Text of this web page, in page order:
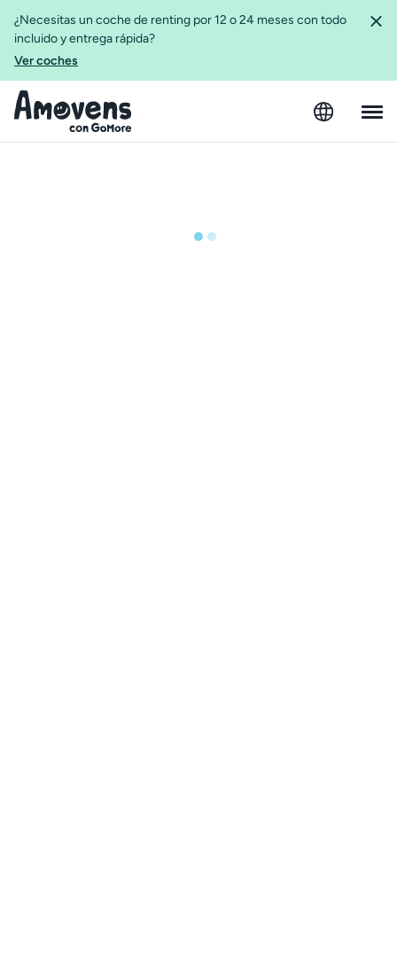
¿Necesitas un coche de renting por 12 o 24 meses con todo
incluido y entrega rápida?
Ver coches